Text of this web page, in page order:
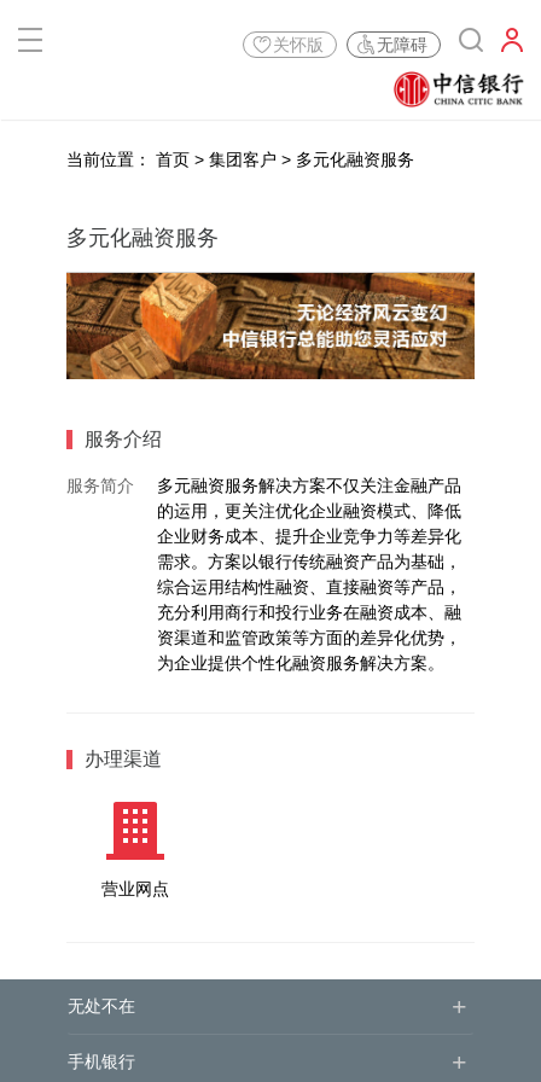
无障碍
关怀版
当前位置：首页 >集团客户 > 多元化融资服务
多元化融资服务
服务介绍
服务简介
多元融资服务解决方案不仅关注金融产品
的运用，更关注优化企业融资模式、降低
企业财务成本、提升企业竞争力等差异化
需求。方案以银行传统融资产品为基础，
综合运用结构性融资、直接融资等产品，
充分利用商行和投行业务在融资成本、融
资渠道和监管政策等方面的差异化优势，
为企业提供个性化融资服务解决方案。
办理渠道
营业网点
无处不在 +
手机银行 +